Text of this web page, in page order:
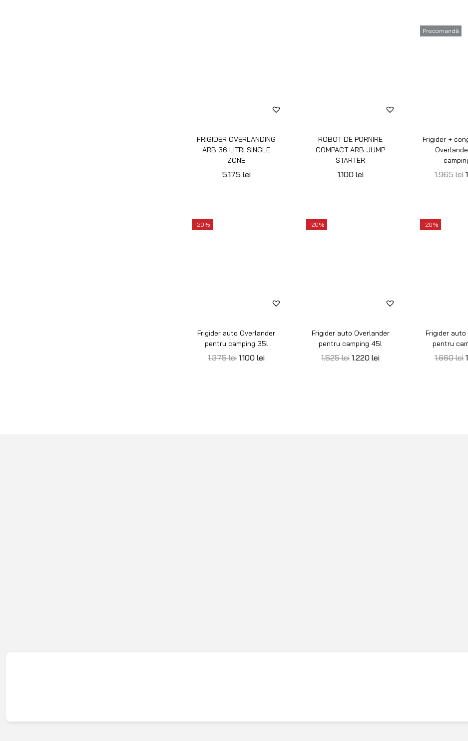
FRIGIDER OVERLANDING
ARB 36 LITRI SINGLE
ZONE
5.175 lei
ROBOT DE PORNIRE
COMPACT ARB JUMP
STARTER
1.100 lei
Precomandă
Frigider +
1.965lei
-20%
Frigider auto Overlander
pentru camping 35l
1.375lei 1.100lei
-20%
Frigider auto Overlander
pentru camping 45l
1.525lei 1.220lei
-20%
Frigider
pentru
1.660lei